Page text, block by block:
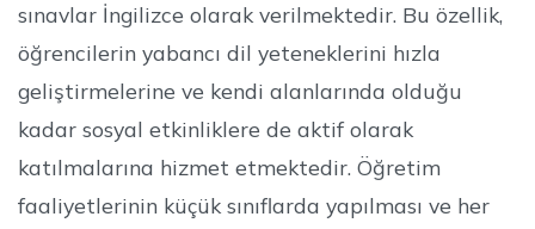
sınavlar İngilizce olarak verilmektedir. Bu özellik,
öğrencilerin yabancı dil yeteneklerini hızla
geliştirmelerine ve kendi alanlarında olduğu
kadar sosyal etkinliklere de aktif olarak
katılmalarına hizmet etmektedir. Öğretim
faaliyetlerinin küçük sınıflarda yapılması ve her